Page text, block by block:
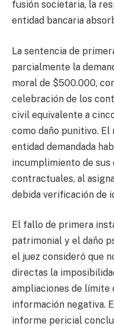
fusión societaria, la
entidad bancaria
La sentencia de
parcialmente la
moral de $500.000,
celebración de los
civil equivalente a
como daño punitivo.
entidad demandada
incumplimiento de
contractuales, al
debida verificación de
El fallo de primera
patrimonial y el daño
el juez consideró que
directas la
ampliaciones de límite
información negativa.
informe pericial